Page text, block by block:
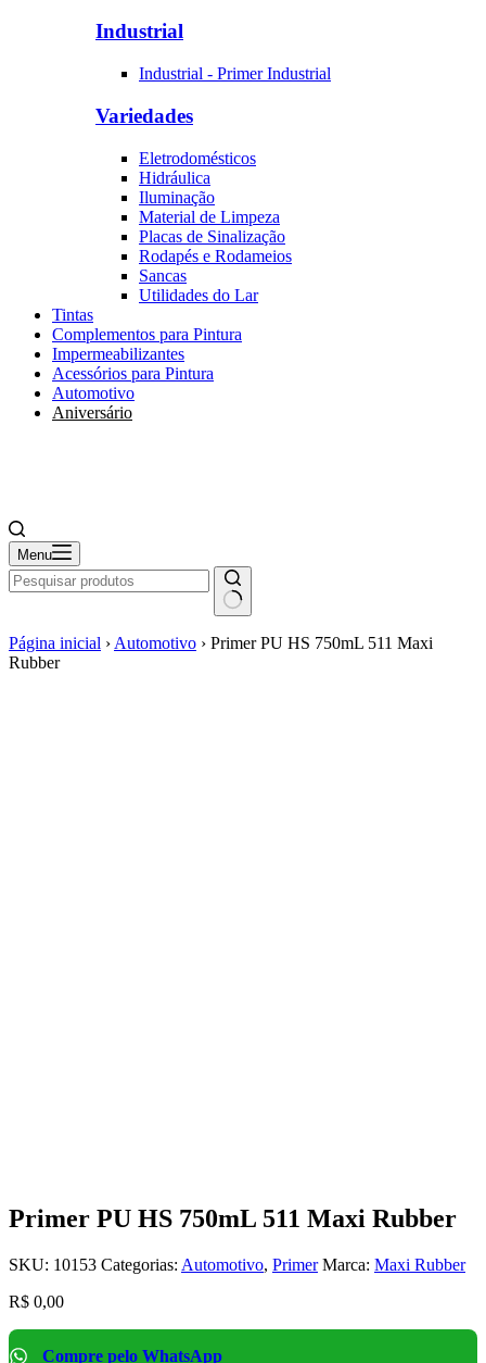
Industrial
Industrial - Primer Industrial
Variedades
Eletrodomésticos
Hidráulica
Iluminação
Material de Limpeza
Placas de Sinalização
Rodapés e Rodameios
Sancas
Utilidades do Lar
Tintas
Complementos para Pintura
Impermeabilizantes
Acessórios para Pintura
Automotivo
Aniversário
Menu
Página inicial › Automotivo › Primer PU HS 750mL 511 Maxi
Rubber
Primer PU HS 750mL 511 Maxi Rubber
SKU: 10153 Categorias: Automotivo, Primer Marca: Maxi Rubber
R$ 0,00
Compre pelo WhatsApp